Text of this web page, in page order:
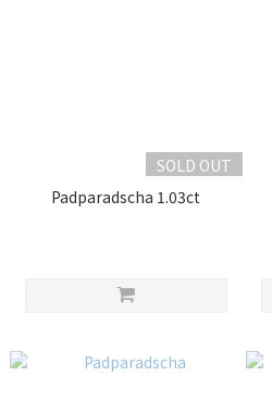
SOLD OUT
Padparadscha 1.03ct